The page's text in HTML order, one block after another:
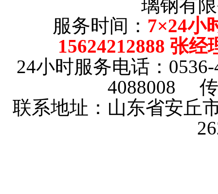
璃钢有
服务时间： 7×24小
15624212888 张
24小时服务电话：
4088008 传
联系地址：山东省安丘